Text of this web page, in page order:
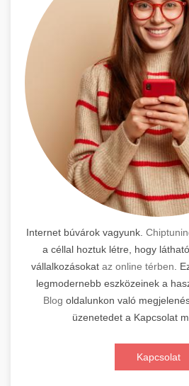
Internet búvárok vagyunk.
a céllal hoztuk létre, hogy
vállalkozásokat az online térben .
legmodernebb eszközeinek a
Blog oldalunkon való
üzenetedet a Kapcsolat
Kapcsolat